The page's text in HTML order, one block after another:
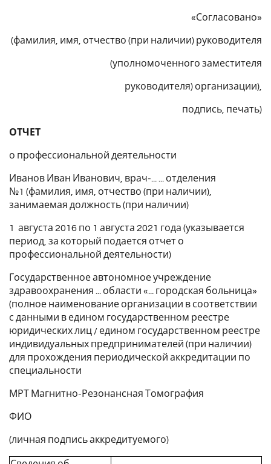
«Согласовано»
(фамилия, имя, отчество (при наличии) руководителя
(уполномоченного заместителя
руководителя) организации),
подпись, печать)
ОТЧЕТ
о профессиональной деятельности
Иванов Иван Иванович, врач-... ... отделения
№1 (фамилия, имя, отчество (при наличии),
занимаемая должность (при наличии)
1 августа 2016 по 1 августа 2021 года (указывается
период, за который подается отчет о
профессиональной деятельности)
Государственное автономное учреждение
здравоохранения ... области «... городская больница»
(полное наименование организации в соответствии
с данными в едином государственном реестре
юридических лиц / едином государственном реестре
индивидуальных предпринимателей (при наличии)
для прохождения периодической аккредитации по
специальности
МРТ Магнитно-Резонансная Томография
ФИО
(личная подпись аккредитуемого)